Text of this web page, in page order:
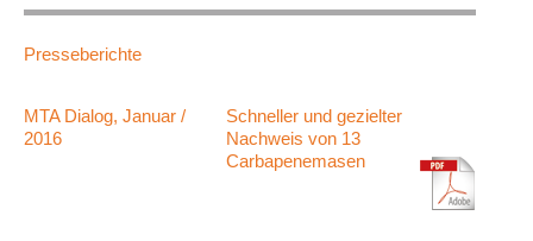
Presseberichte
MTA Dialog, Januar /
2016
Schneller und gezielter
Nachweis von 13
Carbapenemasen